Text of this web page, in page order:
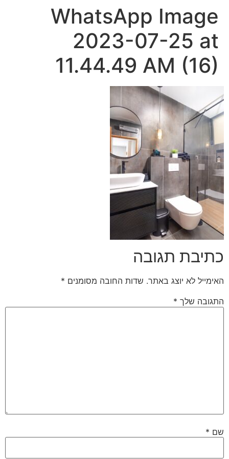
WhatsApp Image
2023-07-25 at
11.44.49 AM (16)
כתיבת תגובה
האימייל לא יוצג באתר. שדות החובה מסומנים *
התגובה שלך *
שם *